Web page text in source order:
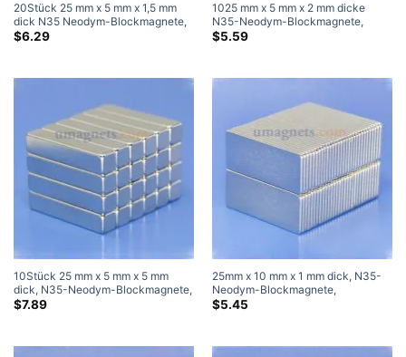
20Stück 25 mm x 5 mm x 1,5 mm
dick N35 Neodym-Blockmagnete,
superstarke Magnete
$6.29
1025 mm x 5 mm x 2 mm dicke
N35-Neodym-Blockmagnete,
superstarke Magnete
$5.59
10Stück 25 mm x 5 mm x 5 mm
dick, N35-Neodym-Blockmagnete,
superstarke Magnete
$7.89
25mm x 10 mm x 1 mm dick, N35-
Neodym-Blockmagnete,
superstarke Seltenerd-
$5.45